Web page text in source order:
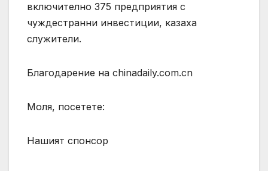
включително 375 предприятия с
чуждестранни инвестиции, казаха
служители.
Благодарение на chinadaily.com.cn
Моля, посетете:
Нашият спонсор